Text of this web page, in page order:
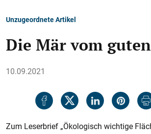
Unzugeordnete Artikel
Die Mär vom
10.09.2021
Zum Leserbrief „Ökologisch wichtige